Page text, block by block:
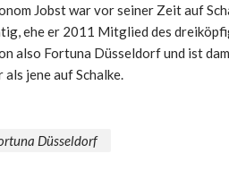
Jobst war vor seiner Zeit auf
ehe er 2011 Mitglied des
also Fortuna Düsseldorf und ist
jene auf Schalke.
Düsseldorf